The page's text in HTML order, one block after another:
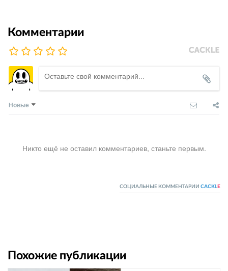
Комментарии
Новые
Никто ещё не оставил комментариев, станьте первым.
СОЦИАЛЬНЫЕ КОММЕНТАРИИ CACKL E
Похожие публикации